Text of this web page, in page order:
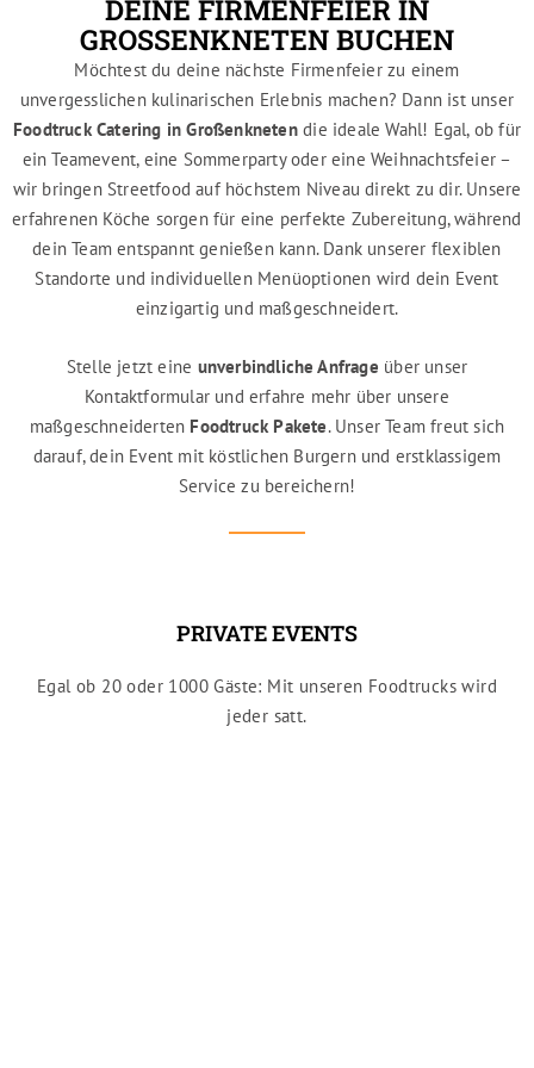
DEINE FIRMENFEIER IN
GROSSENKNETEN BUCHEN
Möchtest du deine nächste Firmenfeier zu einem
unvergesslichen kulinarischen Erlebnis machen? Dann ist unser
Foodtruck Catering in Großenknetendie ideale Wahl! Egal, ob für
ein Teamevent, eine Sommerparty oder eine Weihnachtsfeier –
wir bringen Streetfood auf höchstem Niveau direkt zu dir. Unsere
erfahrenen Köche sorgen für eine perfekte Zubereitung, während
dein Team entspannt genießen kann. Dank unserer flexiblen
Standorte und individuellen Menüoptionen wird dein Event
einzigartig und maßgeschneidert.
Stelle jetzt eine unverbindliche Anfrage über unser
Kontaktformular und erfahre mehr über unsere
maßgeschneiderten Foodtruck Pakete. Unser Team freut sich
darauf, dein Event mit köstlichen Burgern und erstklassigem
Service zu bereichern!
PRIVATE EVENTS
Egal ob 20 oder 1000 Gäste: Mit unseren Foodtrucks wird
jeder satt.